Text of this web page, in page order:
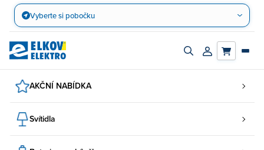
Přejít
obsah
Vyberte si pobočku
Zapnout/vypnout
Přihlásit/
AKČNÍ NABÍDKA
Svítidla